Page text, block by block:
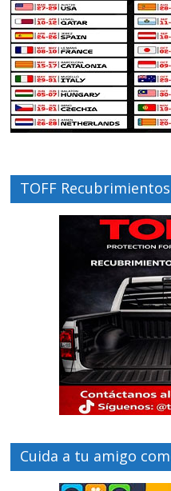
TOFF
Cuida a tu amigo